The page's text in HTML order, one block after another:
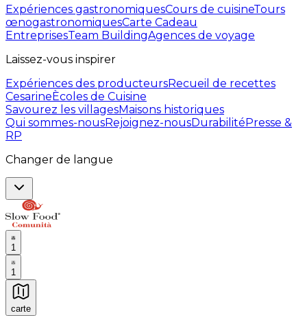
Expériences gastronomiquesCours de cuisineTours
œnogastronomiquesCarte Cadeau
EntreprisesTeam BuildingAgences de voyage
Laissez-vous inspirer
Expériences des producteursRecueil de recettes
CesarineÈcoles de Cuisine
Savourez les villagesMaisons historiques
Qui sommes-nousRejoignez-nousDurabilitéPresse &
RP
Changer de langue
1
1
carte